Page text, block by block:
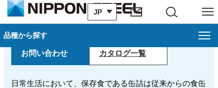
JP
サイト内検索 メニュー
品種から探す 閉じ
品種から探す
薄板
製品一覧
ブリキ
お問い合わせ カタログ一覧
日常生活において、保存食である缶詰は従来からの食缶